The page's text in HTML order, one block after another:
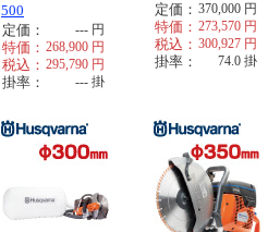
500
定価：
--- 円
特価： 268,900 円
税込： 295,790 円
掛率： --- 掛
定価： 370,000 円
特価： 273,570 円
税込： 300,927 円
掛率： 74.0 掛